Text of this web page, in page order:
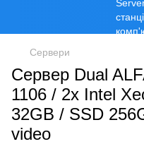
Сервери
Сервер Dual
1106 / 2х Intel
32GB / SSD
video